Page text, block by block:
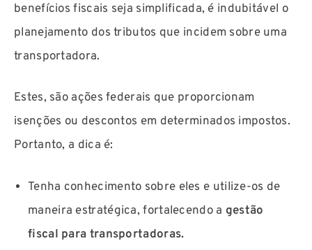
benefícios fiscais seja simplificada, é indubitável o
planejamento dos tributos que incidem sobre uma
transportadora.
Estes, são ações federais que proporcionam
isenções ou descontos em determinados impostos.
Portanto, a dica é:
Tenha conhecimento sobre eles e utilize-os de
maneira estratégica, fortalecendo a gestão
fiscal para transportadoras.